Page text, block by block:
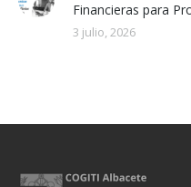
Financieras para
3 julio, 2026